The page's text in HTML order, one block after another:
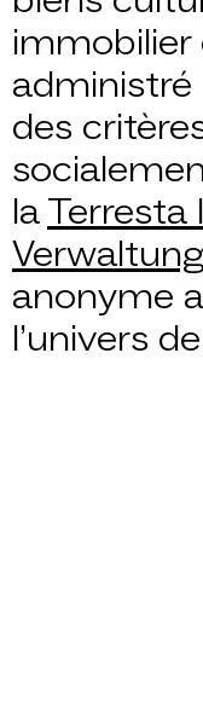
immobilier
administré
des
laTerresta
anonyme
l’univers